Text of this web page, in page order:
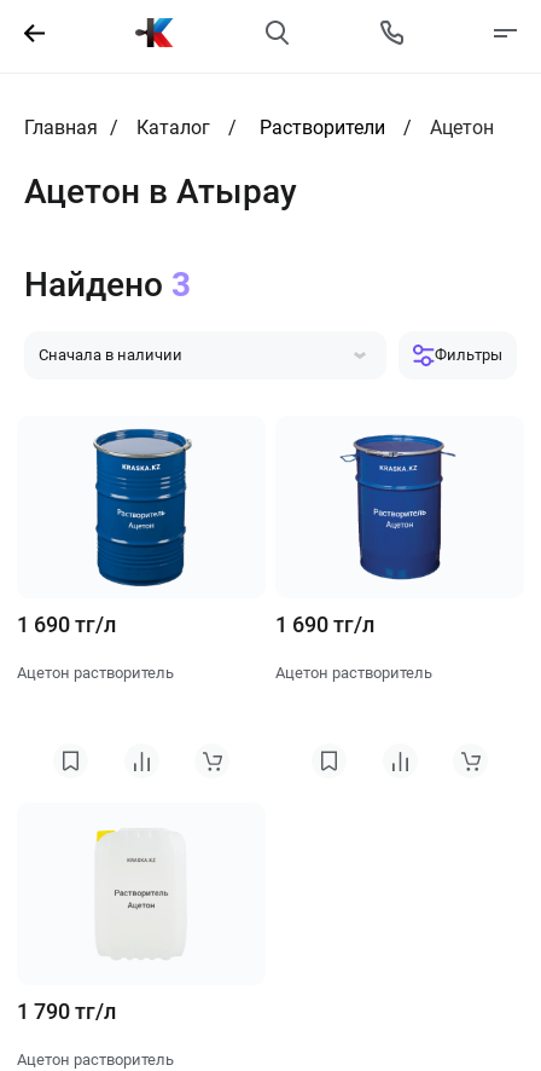
Главная Каталог Растворители Ацетон
Ацетон в Атырау
Сначала в наличии
Фильтры
Найдено 3
1 690 тг/л
Ацетон растворитель
1 690 тг/л
Ацетон растворитель
1 790 тг/л
Ацетон растворитель